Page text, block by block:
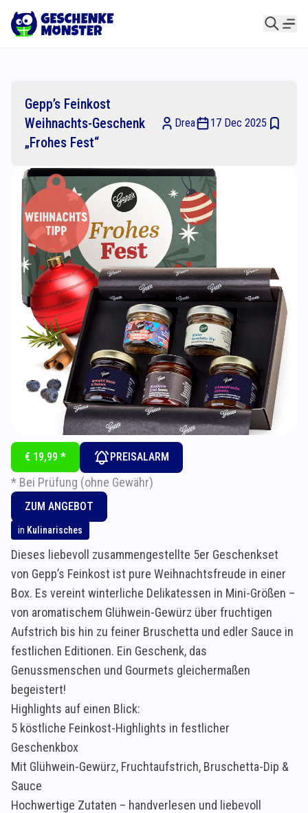
Gepp’s Feinkost
Weihnachts-Geschenk
„Frohes Fest“
Drea 17 Dec 2025
€ 19,99 * PREISALARM
* Bei Prüfung (ohne Gewähr)
ZUM ANGEBOT
in Kulinarisches
Dieses liebevoll zusammengestellte 5er Geschenkset
von Gepp’s Feinkost ist pure Weihnachtsfreude in einer
Box. Es vereint winterliche Delikatessen in Mini-Größen –
von aromatischem Glühwein-Gewürz über fruchtigen
Aufstrich bis hin zu feiner Bruschetta und edler Sauce in
festlichen Editionen. Ein Geschenk, das
Genussmenschen und Gourmets gleichermaßen
begeistert!
Highlights auf einen Blick:
5 köstliche Feinkost-Highlights in festlicher
Geschenkbox
Mit Glühwein-Gewürz, Fruchtaufstrich, Bruschetta-Dip &
Sauce
Hochwertige Zutaten – handverlesen und liebevoll